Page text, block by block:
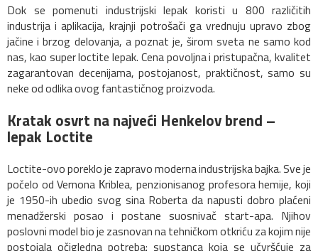
Dok se pomenuti industrijski lepak koristi u 800 različitih
industrija i aplikacija, krajnji potrošači ga vrednuju upravo zbog
jačine i brzog delovanja, a poznat je, širom sveta ne samo kod
nas, kao super loctite lepak. Cena povoljna i pristupačna, kvalitet
zagarantovan decenijama, postojanost, praktičnost, samo su
neke od odlika ovog fantastičnog proizvoda.
Kratak osvrt na najveći Henkelov brend –
lepak Loctite
Loctite-ovo poreklo je zapravo moderna industrijska bajka. Sve je
počelo od Vernona Кriblea, penzionisanog profesora hemije, koji
je 1950-ih ubedio svog sina Roberta da napusti dobro plaćeni
menadžerski posao i postane suosnivač start-apa. Njihov
poslovni model bio je zasnovan na tehničkom otkriću za kojim nije
postojala očigledna potreba: supstanca koja se učvršćuje za